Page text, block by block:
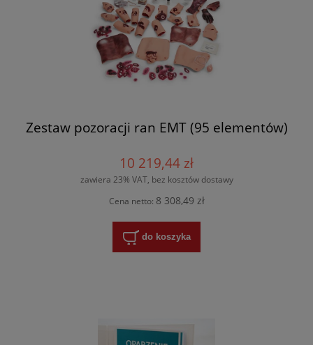
Zestaw pozoracji ran EMT (95 elementów)
10 219,44 zł
zawiera 23% VAT, bez kosztów dostawy
Cena netto: 8 308,49 zł
do koszyka